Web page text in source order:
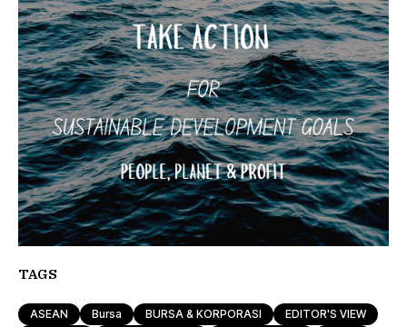
TAGS
ASEAN Bursa BURSA & KORPORASI
EDITOR'S VIEW